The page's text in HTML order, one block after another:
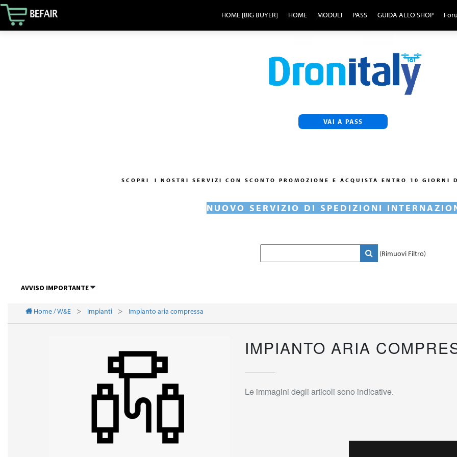
HOME [BIG BUYER] HOME MODULI PASS GUIDA ALLO SHOP
VAI A PASS
SCOPRI I NOSTRI SERVIZI CON SCONTO PROMOZIONE E ACQUISTA ENTRO 10 GIORNI
NUOVO SERVIZIO DI SPEDIZIONI
(Rimuovi Filtro)
AVVISO IMPORTANTE
Home / W&E Impianti Impianto aria compressa
IMPIANTO ARIA
Le immagini degli articoli sono indicative.